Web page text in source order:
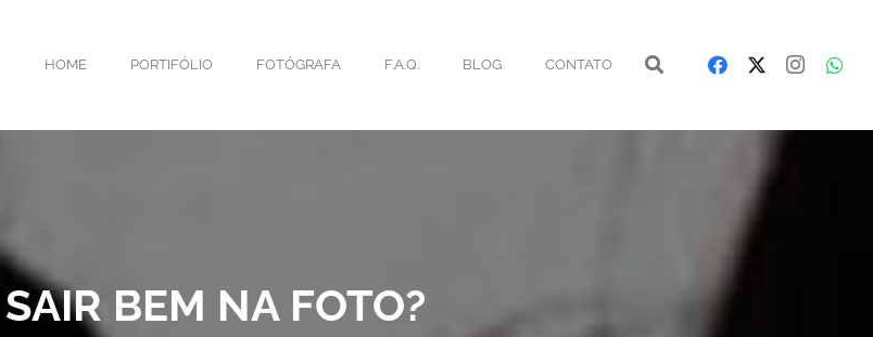
HOME PORTIFÓLIO FOTÓGRAFA F.A.Q. BLOG CONTATO
BEM NA FOTO?